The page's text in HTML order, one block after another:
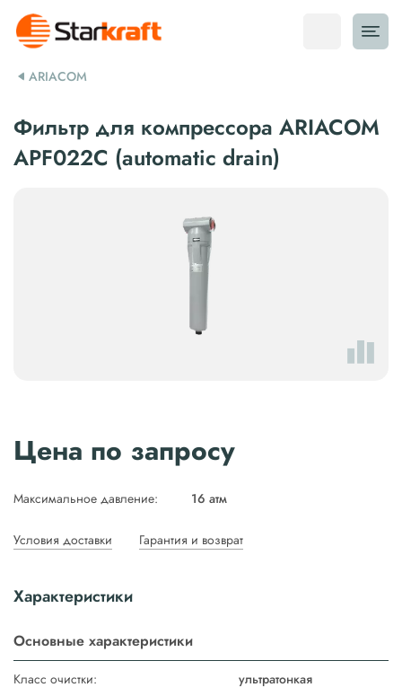
ARIACOM
Фильтр для компрессора ARIACOM
APF022C (automatic drain)
Цена по запросу
Максимальное давление: 16 атм
Условия доставки Гарантия и возврат
Характеристики
Основные характеристики
Класс очистки:
ультратонкая